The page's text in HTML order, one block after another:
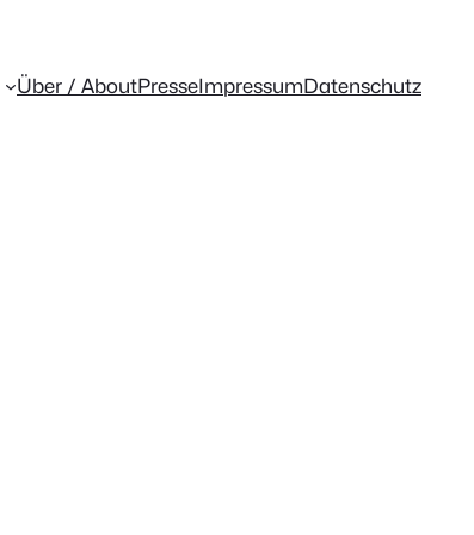
Über / AboutPresseImpressumDatenschutz